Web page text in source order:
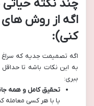
چند نکته
کنی):
اگه تصمیمت جدیه که
به این نکات باشه تا
ببری:
تحقیق کامل و همه
یا با هر کسی معامله